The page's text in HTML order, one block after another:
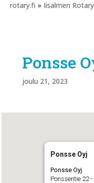
rotary.fi » Iisalmen
Ponsse
joulu 21, 2023
Ponsse Oyj
Ponsse Oyj
Ponssentie 22